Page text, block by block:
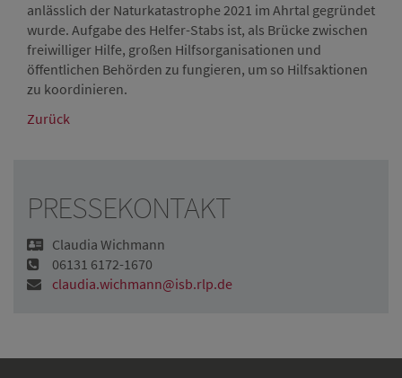
anlässlich der Naturkatastrophe 2021 im Ahrtal gegründet
wurde. Aufgabe des Helfer-Stabs ist, als Brücke zwischen
freiwilliger Hilfe, großen Hilfsorganisationen und
öffentlichen Behörden zu fungieren, um so Hilfsaktionen
zu koordinieren.
Zurück
PRESSEKONTAKT
Claudia Wichmann
06131 6172-1670
claudia.wichmann@isb.rlp.de